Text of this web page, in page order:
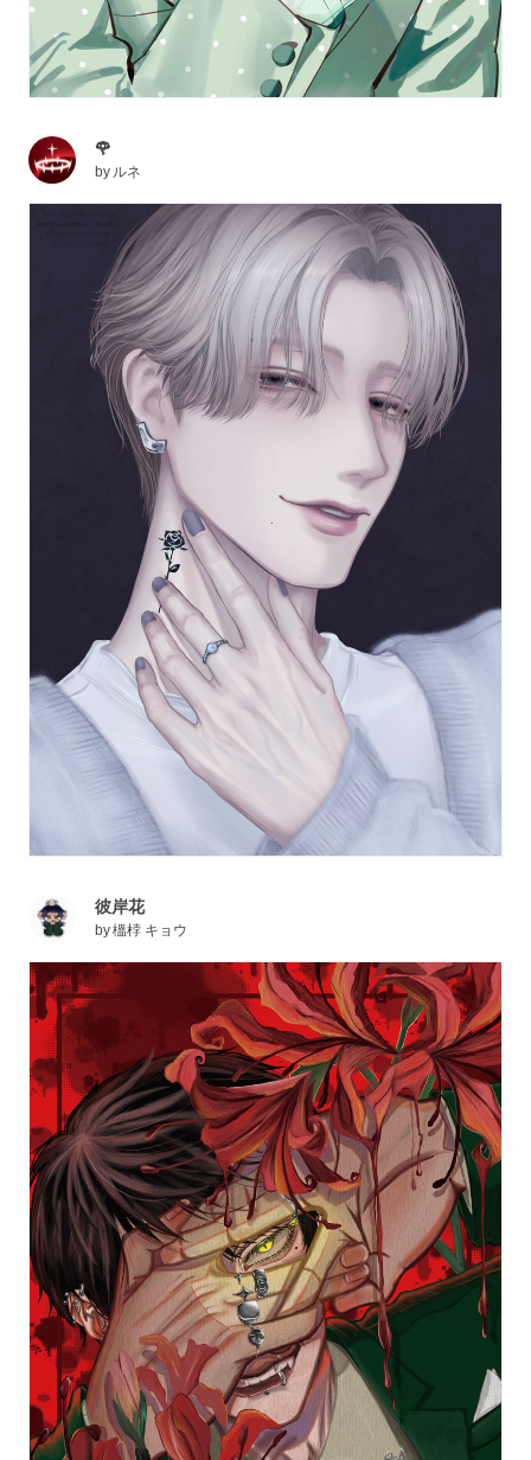
🌹
by ルネ
彼岸花
by榲桲 キョウ